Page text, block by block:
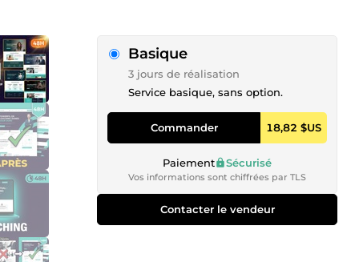
Basique
3 jours de réalisation
Service basique, sans option.
Commander 18,82 $US
Paiement Sécurisé
Vos informations sont chiffrées par TLS
Contacter le vendeur